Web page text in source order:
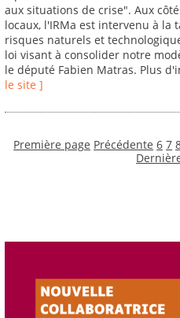
aux situations de crise". Aux
locaux, l'IRMa est intervenu à la
risques naturels et
loi visant à consolider notre
le député Fabien Matras. Plus
le site ]
Première page Précédente 6 7